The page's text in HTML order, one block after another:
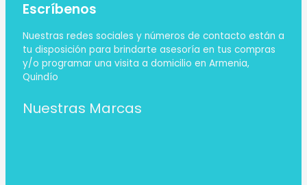
Escríbenos
Nuestras redes sociales y números de contacto están a
tu disposición para brindarte asesoría en tus compras
y/o programar una visita a domicilio en Armenia,
Quindío
Nuestras Marcas